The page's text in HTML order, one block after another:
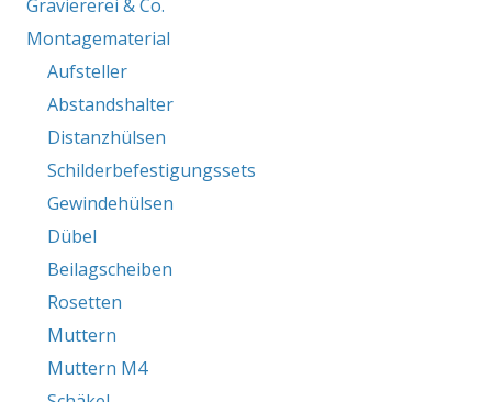
Graviererei & Co.
Montagematerial
Aufsteller
Abstandshalter
Distanzhülsen
Schilderbefestigungssets
Gewindehülsen
Dübel
Beilagscheiben
Rosetten
Muttern
Muttern M4